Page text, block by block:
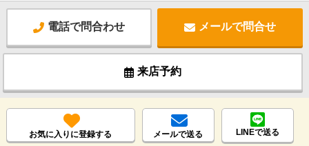
電話で問合わせ メールで問合せ
来店予約
お気に入りに登録する メールで送る LINEで送る